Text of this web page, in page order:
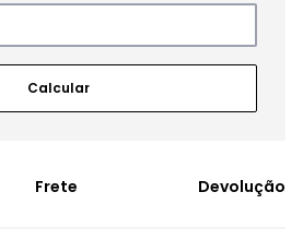
Frete Devolução